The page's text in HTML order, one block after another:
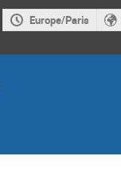
Europe/Paris